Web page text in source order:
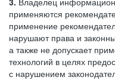
применяются
применение
нарушают права и
а также не допускает
технологий в целях
с нарушением